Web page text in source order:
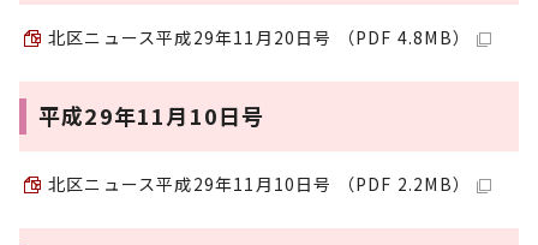
北区ニュース平成29年11月20日号 （PDF 4.8MB）
平成29年11月10日号
北区ニュース平成29年11月10日号 （PDF 2.2MB）